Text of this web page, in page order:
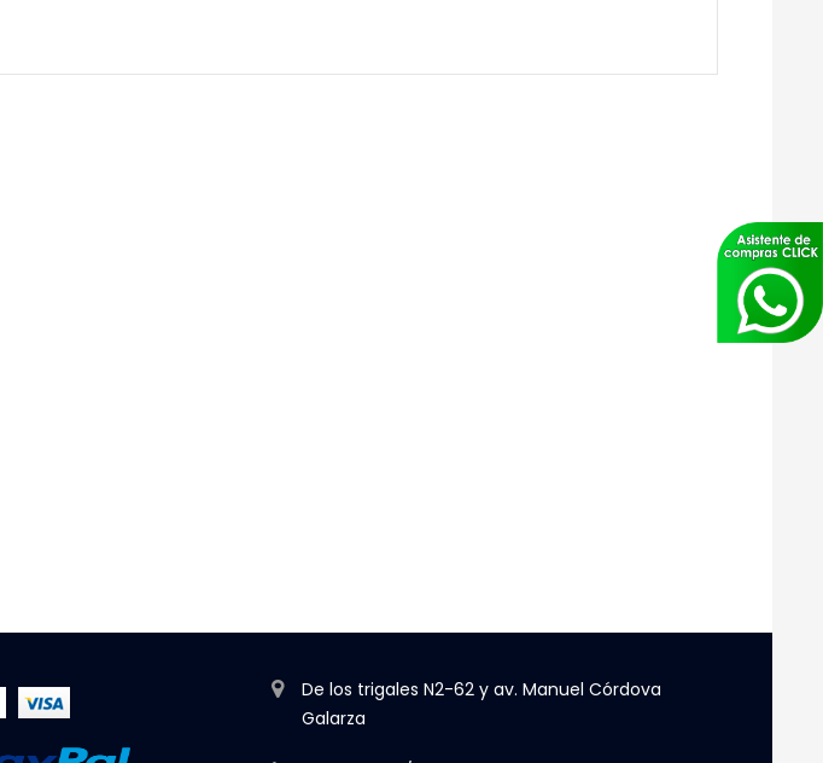
De los trigales N2-62 y av. Manuel Córdova
Galarza